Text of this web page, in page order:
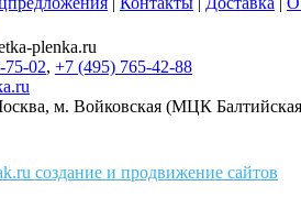
plenka.ru
75-02, +7 (495) 765-42-88
, м. Войковская (МЦК
создание и продвижение сайтов